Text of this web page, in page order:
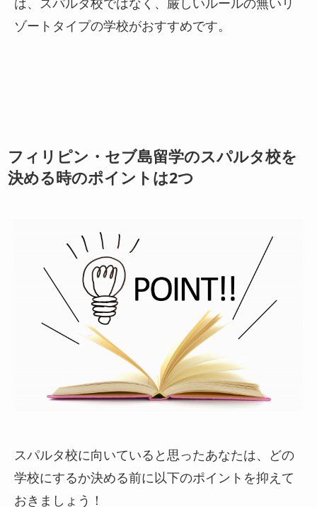
ゾートタイプの学校がおすすめです。
フィリピン・セブ島留学のスパルタ校を
決める時のポイントは2つ
スパルタ校に向いていると思ったあなたは、どの
学校にするか決める前に以下のポイントを抑えて
おきましょう！